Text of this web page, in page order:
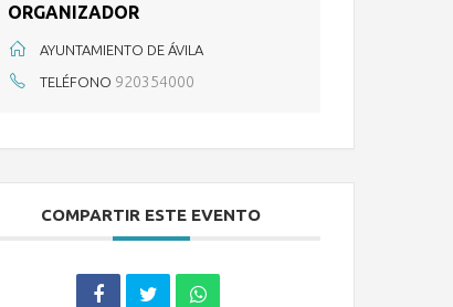
ORGANIZADOR
AYUNTAMIENTO DE ÁVILA
TELÉFONO 920354000
COMPARTIR ESTE EVENTO